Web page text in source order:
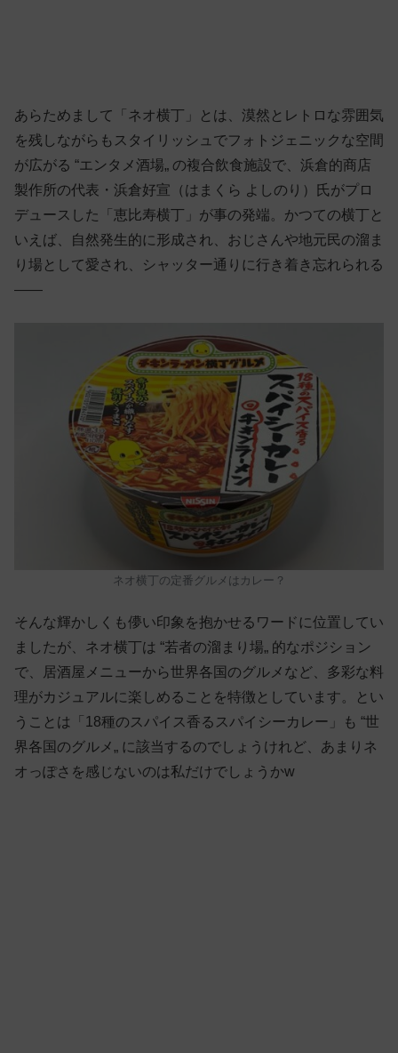
あらためまして「ネオ横丁」とは、漠然とレトロな雰囲気
を残しながらもスタイリッシュでフォトジェニックな空間
が広がる “エンタメ酒場„ の複合飲食施設で、浜倉的商店
製作所の代表・浜倉好宣（はまくら よしのり）氏がプロ
デュースした「恵比寿横丁」が事の発端。かつての横丁と
いえば、自然発生的に形成され、おじさんや地元民の溜ま
り場として愛され、シャッター通りに行き着き忘れられる
——
ネオ横丁の定番グルメはカレー？
そんな輝かしくも儚い印象を抱かせるワードに位置してい
ましたが、ネオ横丁は “若者の溜まり場„ 的なポジション
で、居酒屋メニューから世界各国のグルメなど、多彩な料
理がカジュアルに楽しめることを特徴としています。とい
うことは「18種のスパイス香るスパイシーカレー」も “世
界各国のグルメ„ に該当するのでしょうけれど、あまりネ
オっぽさを感じないのは私だけでしょうかw